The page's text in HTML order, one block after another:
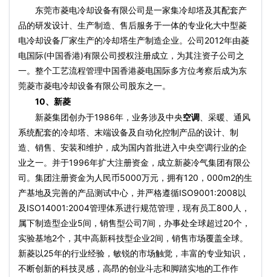
东莞市菱电冷却设备有限公司是一家集冷却塔及其配套产
品的研发设计、生产制造、售后服务于一体的专业化大中型菱
电冷却设备厂家生产的冷却塔生产制造企业。公司2012年由菱
电国际(中国香港)有限公司授权注册成立，为其注资子公司之
一。整个工艺流程管理中国香港菱电国际多方位考察后成为东
莞菱市菱电冷却设备有限公司股东之一。
10、新菱
新菱集团创办于1986年，业务涉及中央空调 、采暖、通风
系统配套的冷却塔、末端设备及自动化控制产品的设计、制
造、销售、安装和维护，成为国内首批进入中央空调行业的企
业之一。并于1996年扩大注册资金，成立新菱冷气集团有限公
司。集团注册资金为人民币5000万元，拥有120，000m2的生
产基地及完善的产品测试中心，并严格遵循ISO9001:2008以
及ISO14001:2004管理体系进行规范管理，现有员工800人，
属下制造型企业5间，销售型公司7间，办事处全球超过20个，
实验基地2个，其中高新科技型企业2间，销售市场覆盖全球。
新菱以25年的行业经验，敏锐的市场触觉，丰富的专业知识，
不断创新的科技灵感，高昂的创业斗志和脚踏实地的工作作